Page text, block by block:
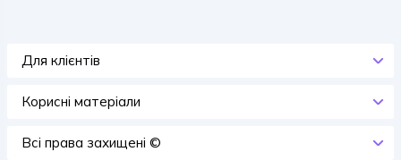
Для клієнтів
Корисні матеріали
Всi права захищенi ©